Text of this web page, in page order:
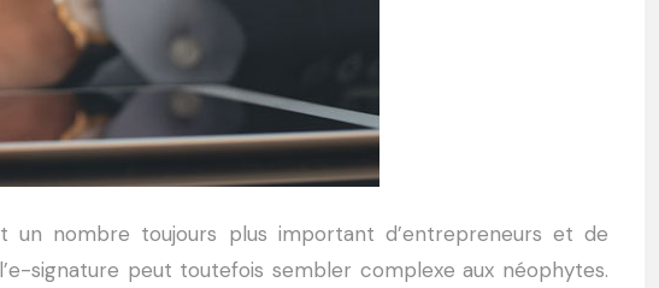
un nombre toujours plus important d’entrepreneurs et de
signature peut toutefois sembler complexe aux néophytes.